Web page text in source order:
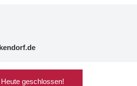
geschlossen!